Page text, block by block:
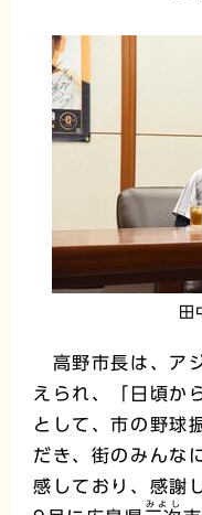
高野市長は、ア
えられ、「日頃か
として、市の野球
だき、街のみんな
感しており、感謝
みよし